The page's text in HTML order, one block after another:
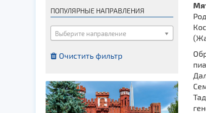
Костелы
Мечети
Кладбище
Культурные центры
ПОПУЛЯРНЫЕ НАПРАВЛЕНИЯ
Выберите направление
Очистить фильтр